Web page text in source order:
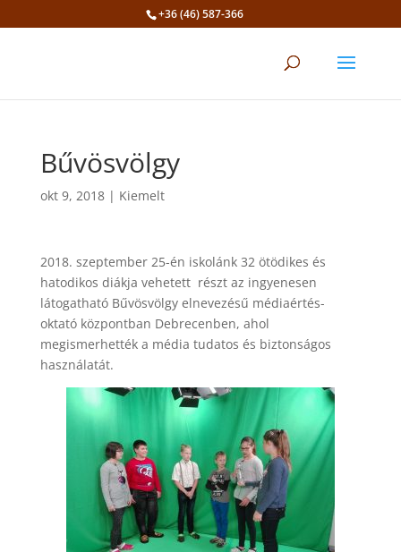
+36 (46) 587-366
Bűvösvölgy
okt 9, 2018| Kiemelt
2018. szeptember 25-én iskolánk 32 ötödikes és
hatodikos diákja vehetett részt az ingyenesen
látogatható Bűvösvölgy elnevezésű médiaértés-
oktató központban Debrecenben, ahol
megismerhették a média tudatos és biztonságos
használatát.